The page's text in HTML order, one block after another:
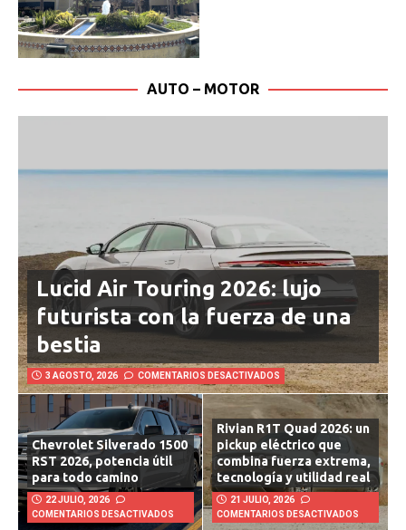
AUTO – MOTOR
Lucid Air Touring 2026: lujo
futurista con la fuerza de una
bestia
3 AGOSTO, 2026 COMENTARIOS DESACTIVADOS
Chevrolet Silverado 1500
RST 2026, potencia útil
para todo camino
22 JULIO, 2026
COMENTARIOS DESACTIVADOS
Rivian R1T Quad 2026: un
pickup eléctrico que
combina fuerza extrema,
tecnología y utilidad real
21 JULIO, 2026
COMENTARIOS DESACTIVADOS